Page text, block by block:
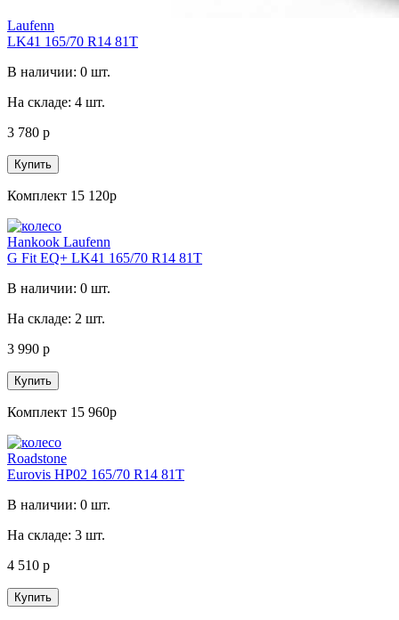
Laufenn
LK41 165/70 R14 81T
В наличии: 0 шт.
На складе: 4 шт.
3 780 р
Купить
Комплект 15 120р
Hankook Laufenn
G Fit EQ+ LK41 165/70 R14 81T
В наличии: 0 шт.
На складе: 2 шт.
3 990 р
Купить
Комплект 15 960р
Roadstone
Eurovis HP02 165/70 R14 81T
В наличии: 0 шт.
На складе: 3 шт.
4 510 р
Купить